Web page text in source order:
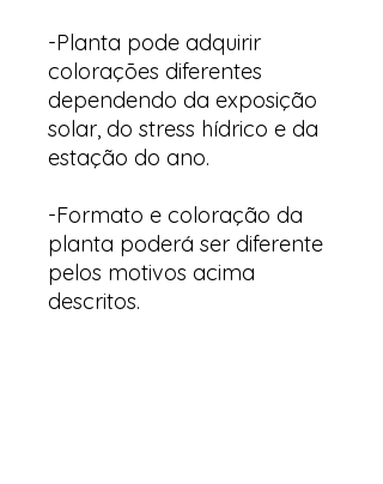
-Planta pode adquirir
colorações diferentes
dependendo da exposição
solar, do stress hídrico e da
estação do ano.
-Formato e coloração da
planta poderá ser diferente
pelos motivos acima
descritos.